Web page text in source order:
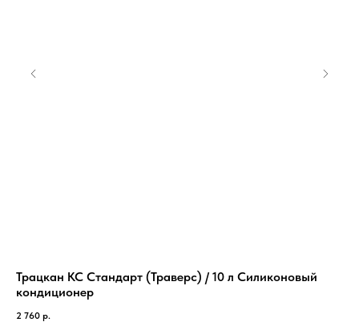
Трацкан КС Стандарт (Траверс) / 10 л Силиконовый
кондиционер
2 760 р.